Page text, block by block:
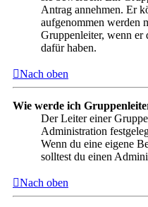
Antrag annehmen. Er
aufgenommen werden
Gruppenleiter, wenn er
dafür haben.
Nach oben
Wie werde ich
Der Leiter einer
Administration
Wenn du eine eigene
solltest du einen
Nach oben